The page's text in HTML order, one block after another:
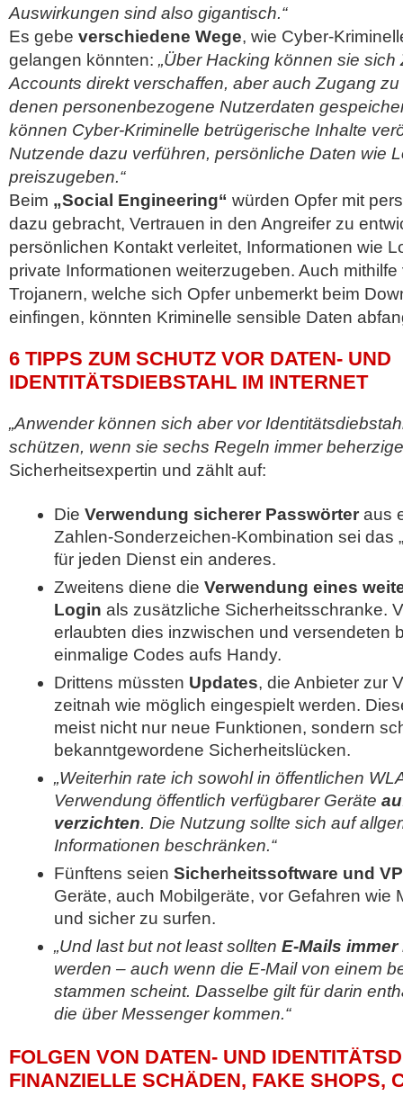
Auswirkungen sind also gigantisch.“
Es gebe verschiedene Wege, wie Cyber-
gelangen könnten: „Über Hacking können sie
Accounts direkt verschaffen, aber auch Zugang
denen personenbezogene Nutzerdaten
können Cyber-Kriminelle betrügerische Inhalte
Nutzende dazu verführen, persönliche Daten wie
preiszugeben.“
Beim „Social Engineering“ würden Opfer mit
dazu gebracht, Vertrauen in den Angreifer zu
persönlichen Kontakt verleitet, Informationen wie
private Informationen weiterzugeben. Auch
Trojanern, welche sich Opfer unbemerkt beim
einfingen, könnten Kriminelle sensible Daten
6 TIPPS ZUM SCHUTZ VOR DATEN- UND
IDENTITÄTSDIEBSTAHL IM INTERNET
„Anwender können sich aber vor
schützen, wenn sie sechs Regeln immer
Sicherheitsexpertin und zählt auf:
Die Verwendung sicherer Passwörter aus
Zahlen-Sonderzeichen-Kombination sei das
für jeden Dienst ein anderes.
Zweitens diene die Verwendung eines
Login als zusätzliche Sicherheitsschranke.
erlaubten dies inzwischen und versendeten
einmalige Codes aufs Handy.
Drittens müssten Updates, die Anbieter zur
zeitnah wie möglich eingespielt werden.
meist nicht nur neue Funktionen, sondern
bekanntgewordene Sicherheitslücken.
„Weiterhin rate ich sowohl in öffentlichen
Verwendung öffentlich verfügbarer Geräte
verzichten. Die Nutzung sollte sich auf
Informationen beschränken.“
Fünftens seien Sicherheitssoftware und
Geräte, auch Mobilgeräte, vor Gefahren wie
und sicher zu surfen.
„Und last but not least sollten E-Mails
werden – auch wenn die E-Mail von einem
stammen scheint. Dasselbe gilt für darin
die über Messenger kommen.“
FOLGEN VON DATEN- UND
FINANZIELLE SCHÄDEN, FAKE SHOPS,